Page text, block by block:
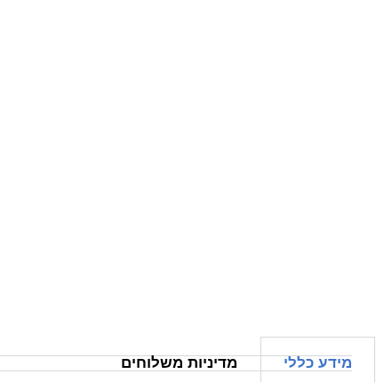
מידע כללי מדיניות משלוחים